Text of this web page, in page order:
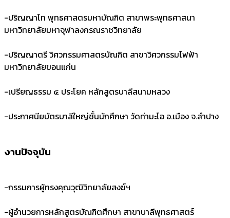
-ปริญญาโท พุทธศาสตรมหาบัณฑิต สาขาพระพุทธศาสนา
มหาวิทยาลัยมหาจุฬาลงกรณราชวิทยาลัย
-ปริญญาตรี วิศวกรรมศาสตรบัณฑิต สาขาวิศวกรรมไฟฟ้า
มหาวิทยาลัยขอนแก่น
-เปรียญธรรม ๔ ประโยค หลักสูตรบาลีสนามหลวง
-ประกาศนียบัตรบาลีใหญ่ชั้นนักศึกษา วัดท่ามะโอ อ.เมือง จ.ลำปาง
งานปัจจุบัน
-กรรมการผู้ทรงคุณวุฒิวิทยาลัยสงฆ์ฯ
-ผู้อำนวยการหลักสูตรบัณฑิตศึกษา สาขาบาลีพุทธศาสตร์